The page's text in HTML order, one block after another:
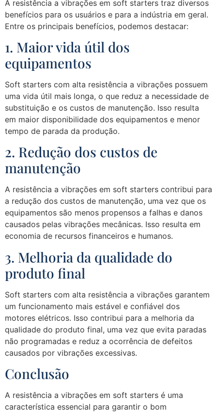
A resistência a vibrações em soft starters traz diversos
benefícios para os usuários e para a indústria em geral.
Entre os principais benefícios, podemos destacar:
1. Maior vida útil dos
equipamentos
Soft starters com alta resistência a vibrações possuem
uma vida útil mais longa, o que reduz a necessidade de
substituição e os custos de manutenção. Isso resulta
em maior disponibilidade dos equipamentos e menor
tempo de parada da produção.
2. Redução dos custos de
manutenção
A resistência a vibrações em soft starters contribui para
a redução dos custos de manutenção, uma vez que os
equipamentos são menos propensos a falhas e danos
causados pelas vibrações mecânicas. Isso resulta em
economia de recursos financeiros e humanos.
3. Melhoria da qualidade do
produto final
Soft starters com alta resistência a vibrações garantem
um funcionamento mais estável e confiável dos
motores elétricos. Isso contribui para a melhoria da
qualidade do produto final, uma vez que evita paradas
não programadas e reduz a ocorrência de defeitos
causados por vibrações excessivas.
Conclusão
A resistência a vibrações em soft starters é uma
característica essencial para garantir o bom